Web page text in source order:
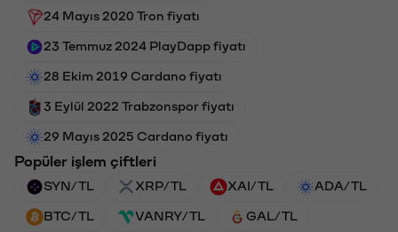
24 Mayıs 2020 Tron fiyatı
23 Temmuz 2024 PlayDapp fiyatı
28 Ekim 2019 Cardano fiyatı
3 Eylül 2022 Trabzonspor fiyatı
29 Mayıs 2025 Cardano fiyatı
Popüler işlem çiftleri
SYN/TL XRP/TL XAI/TL ADA/TL
BTC/TL VANRY/TL GAL/TL